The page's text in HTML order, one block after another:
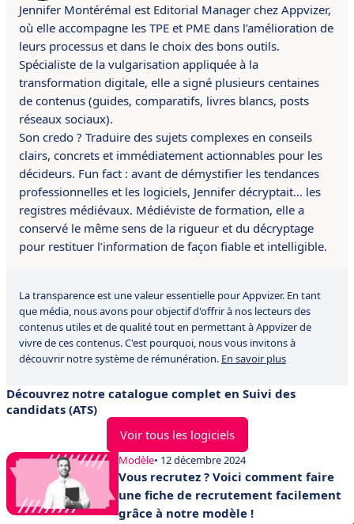
Jennifer Montérémal est Editorial Manager chez Appvizer,
où elle accompagne les TPE et PME dans l’amélioration de
leurs processus et dans le choix des bons outils.
Spécialiste de la vulgarisation appliquée à la
transformation digitale, elle a signé plusieurs centaines
de contenus (guides, comparatifs, livres blancs, posts
réseaux sociaux).
Son credo ? Traduire des sujets complexes en conseils
clairs, concrets et immédiatement actionnables pour les
décideurs. Fun fact : avant de démystifier les tendances
professionnelles et les logiciels, Jennifer décryptait… les
registres médiévaux. Médiéviste de formation, elle a
conservé le même sens de la rigueur et du décryptage
pour restituer l’information de façon fiable et intelligible.
La transparence est une valeur essentielle pour Appvizer. En tant
que média, nous avons pour objectif d'offrir à nos lecteurs des
contenus utiles et de qualité tout en permettant à Appvizer de
vivre de ces contenus. C'est pourquoi, nous vous invitons à
découvrir notre système de rémunération. En savoir plus
Découvrez notre catalogue complet en Suivi des
candidats (ATS)
Voir tous les logiciels
Modèle• 12 décembre 2024
Vous recrutez ? Voici comment faire
une fiche de recrutement facilement
grâce à notre modèle !